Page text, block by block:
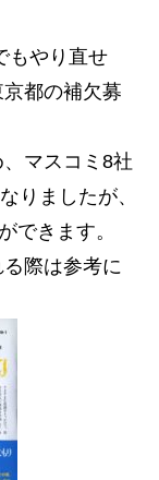
もやり直せ
都の補欠募
マスコミ8社
りましたが、
できます。
際は参考に